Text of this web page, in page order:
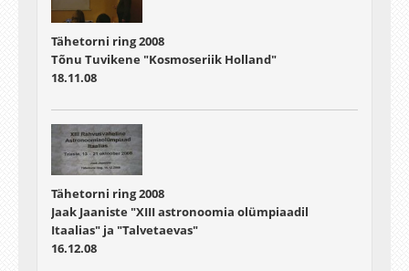
Tähetorni ring 2008
Tõnu Tuvikene "Kosmoseriik Holland"
18.11.08
Tähetorni ring 2008
Jaak Jaaniste "XIII astronoomia olümpiaadil
Itaalias" ja "Talvetaevas"
16.12.08